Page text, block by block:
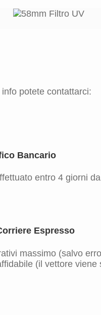
potete contattarci:
Bancario
entro 4 giorni
Espresso
massimo (salvo
(il vettore